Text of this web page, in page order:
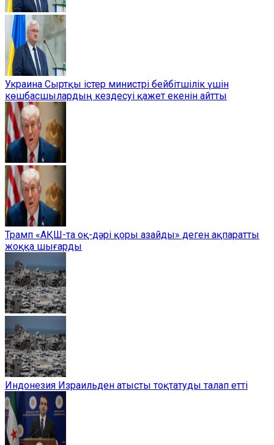
Украина Сыртқы істер министрі бейбітшілік үшін
көшбасшылардың кездесуі қажет екенін айтты
Трамп «АҚШ-та оқ-дәрі қоры азайды» деген ақпаратты
жоққа шығарды
Индонезия Израильден атысты тоқтатуды талап етті